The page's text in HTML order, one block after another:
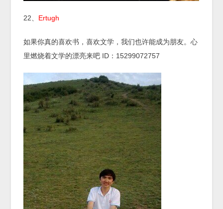
22、 Ertugh
如果你真的喜欢书，喜欢文学，我们也许能成为朋友。心
里燃烧着文学的漂亮来吧 ID：15299072757